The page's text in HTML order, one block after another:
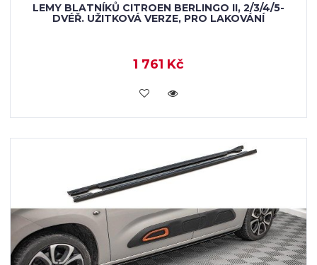
LEMY BLATNÍKŮ CITROEN BERLINGO II, 2/3/4/5-
DVÉŘ. UŽITKOVÁ VERZE, PRO LAKOVÁNÍ
1 761 Kč
KOUPIT